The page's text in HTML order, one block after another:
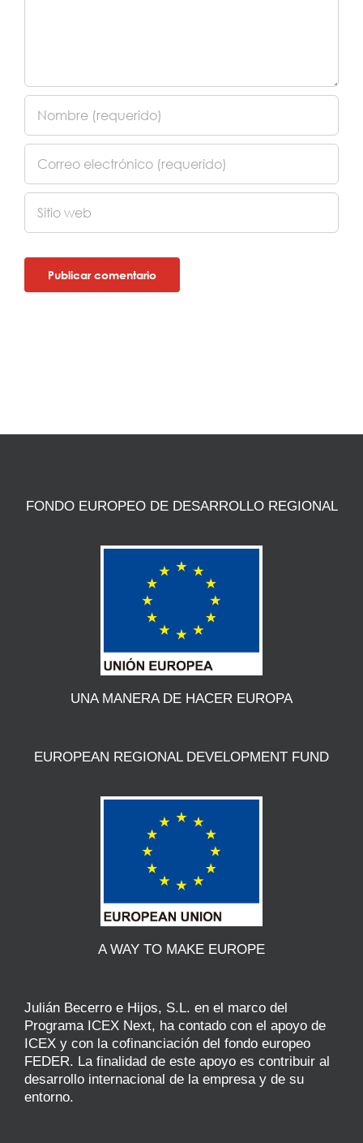
FONDO EUROPEO DE DESARROLLO REGIONAL
UNA MANERA DE HACER EUROPA
EUROPEAN REGIONAL DEVELOPMENT FUND
A WAY TO MAKE EUROPE
Julián Becerro e Hijos, S.L. en el marco del
Programa ICEX Next, ha contado con el apoyo de
ICEX y con la cofinanciación del fondo europeo
FEDER. La finalidad de este apoyo es contribuir al
desarrollo internacional de la empresa y de su
entorno.